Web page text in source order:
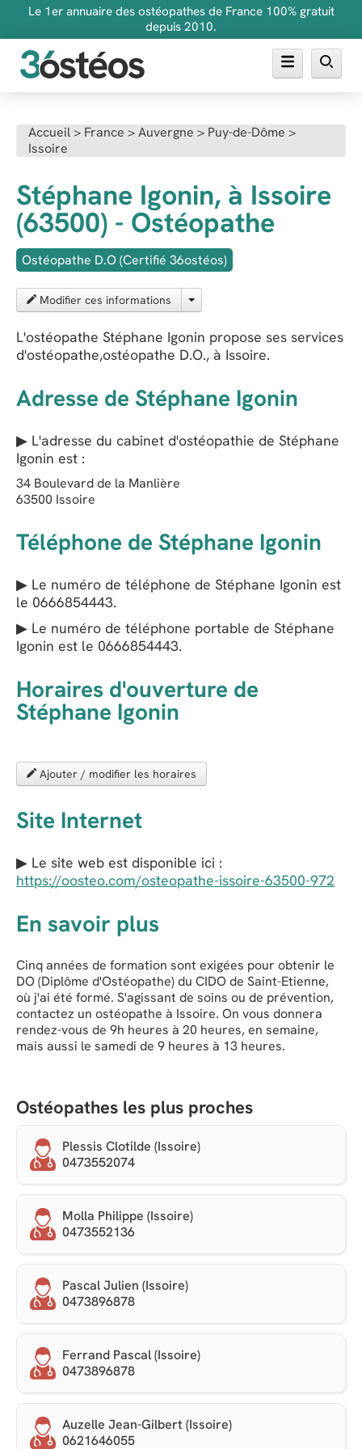
Le 1er annuaire des ostéopathes de France 100% gratuit
depuis 2010.
FAQ
Inscrire son cabinet
Accueil> France >Auvergne > Puy-de-Dôme >
Issoire
Stéphane Igonin, à Issoire
(63500) - Ostéopathe
Ostéopathe D.O (Certifié 36ostéos)
Modifier ces informations
L'ostéopathe Stéphane Igonin propose ses services
d'ostéopathe,ostéopathe D.O., à Issoire.
Adresse de Stéphane Igonin
▶ L'adresse du cabinet d'ostéopathie de Stéphane
Igonin est :
34 Boulevard de la Manlière
63500 Issoire
Téléphone de Stéphane Igonin
▶ Le numéro de téléphone de Stéphane Igonin est
le 0666854443.
▶ Le numéro de téléphone portable de Stéphane
Igonin est le 0666854443.
Horaires d'ouverture de
Stéphane Igonin
Ajouter / modifier les horaires
Site Internet
▶ Le site web est disponible ici :
https://oosteo.com/osteopathe-issoire-63500-972
En savoir plus
Cinq années de formation sont exigées pour obtenir le
DO (Diplôme d'Ostéopathe) du CIDO de Saint-Etienne,
où j'ai été formé. S'agissant de soins ou de prévention,
contactez un ostéopathe à Issoire. On vous donnera
rendez-vous de 9h heures à 20 heures, en semaine,
mais aussi le samedi de 9 heures à 13 heures.
Ostéopathes les plus proches
Plessis Clotilde (Issoire)
0473552074
Molla Philippe (Issoire)
0473552136
Pascal Julien (Issoire)
0473896878
Ferrand Pascal (Issoire)
0473896878
Auzelle Jean-Gilbert (Issoire)
0621646055